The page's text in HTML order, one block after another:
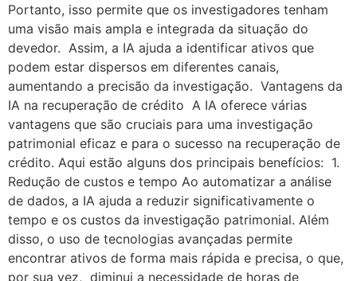
Portanto, isso permite que os investigadores tenham
uma visão mais ampla e integrada da situação do
devedor. Assim, a IA ajuda a identificar ativos que
podem estar dispersos em diferentes canais,
aumentando a precisão da investigação. Vantagens da
IA na recuperação de crédito A IA oferece várias
vantagens que são cruciais para uma investigação
patrimonial eficaz e para o sucesso na recuperação de
crédito. Aqui estão alguns dos principais benefícios: 1.
Redução de custos e tempo Ao automatizar a análise
de dados, a IA ajuda a reduzir significativamente o
tempo e os custos da investigação patrimonial. Além
disso, o uso de tecnologias avançadas permite
encontrar ativos de forma mais rápida e precisa, o que,
por sua vez, diminui a necessidade de horas de